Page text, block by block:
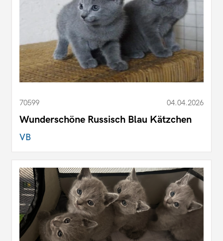
70599 04.04.2026
Wunderschöne Russisch Blau Kätzchen
VB